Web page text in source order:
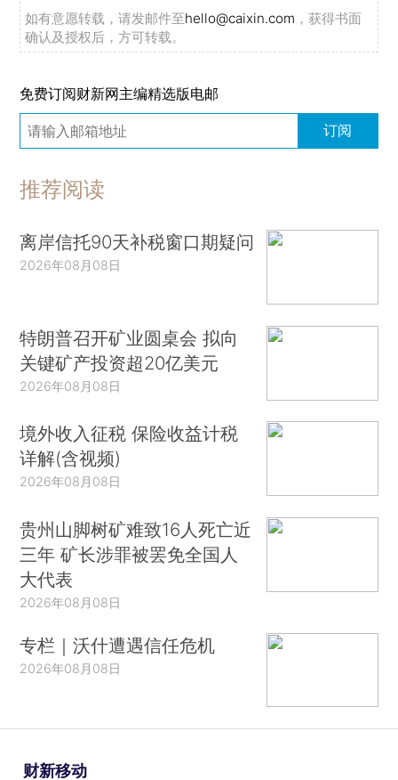
如有意愿转载，请发邮件至hello@caixin.com ，获得书面
确认及授权后，方可转载。
免费订阅财新网主编精选版电邮
订阅
推荐阅读
离岸信托90天补税窗口期疑问
2026年08月08日
特朗普召开矿业圆桌会 拟向
关键矿产投资超20亿美元
2026年08月08日
境外收入征税 保险收益计税
详解(含视频)
2026年08月08日
贵州山脚树矿难致16人死亡近
三年 矿长涉罪被罢免全国人
大代表
2026年08月08日
专栏｜沃什遭遇信任危机
2026年08月08日
财新移动